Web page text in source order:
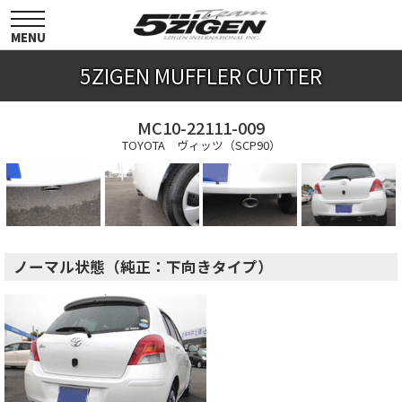
toggle
navigation
MENU
5ZIGEN MUFFLER CUTTER
MC10-22111-009
TOYOTA ヴィッツ（SCP90）
ノーマル状態（純正：下向きタイプ）